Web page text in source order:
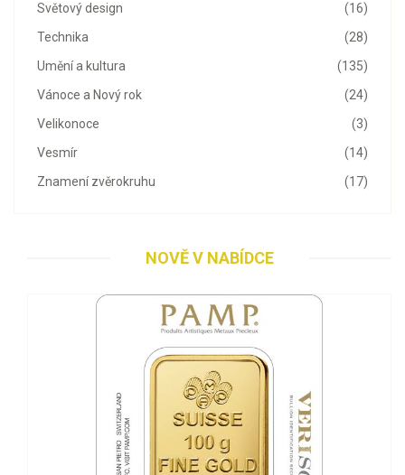
(16)
Světový design
(28)
Technika
(135)
Umění a kultura
(24)
Vánoce a Nový rok
(3)
Velikonoce
(14)
Vesmír
(17)
Znamení zvěrokruhu
NOVĚ V NABÍDCE